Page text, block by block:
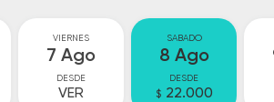
VIERNES
7 Ago
DESDE
VER
SABADO
8 Ago
DESDE
$ 22.000